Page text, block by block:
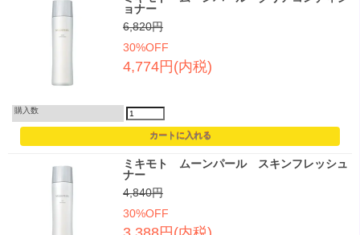
ョナー
6,820円
30%OFF
4,774円(内税)
購入数
ミキモト ムーンパール スキンフレッシュ
ナー
4,840円
30%OFF